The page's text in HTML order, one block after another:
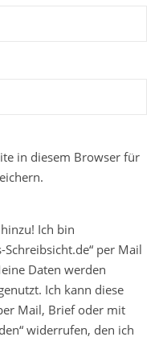
in diesem Browser für
Ich bin
per Mail
Daten werden
Ich kann diese
Mail, Brief oder mit
widerrufen, den ich